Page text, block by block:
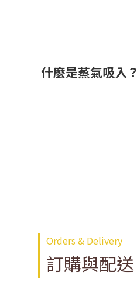
什麼是蒸氣吸入？
Orders & Delivery
訂購與配送